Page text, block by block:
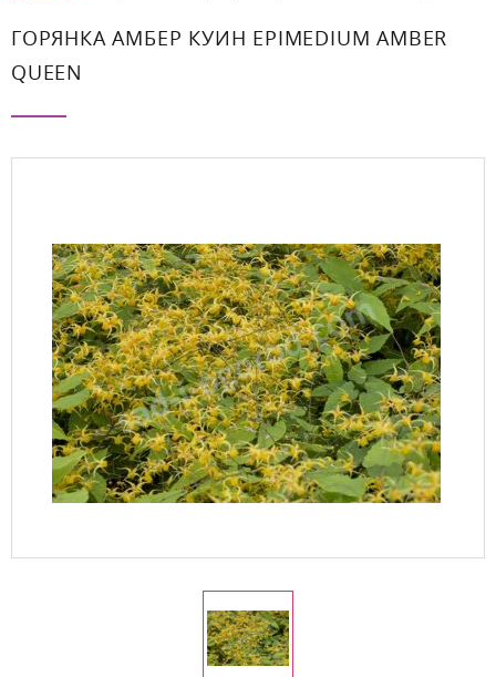
ГОРЯНКА АМБЕР КУИН EPIMEDIUM AMBER
QUEEN